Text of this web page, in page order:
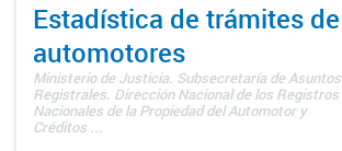
Estadística de trámites de
automotores
Ministerio de Justicia. Subsecretaría de Asuntos
Registrales. Dirección Nacional de los Registros
Nacionales de la Propiedad del Automotor y
Créditos ...